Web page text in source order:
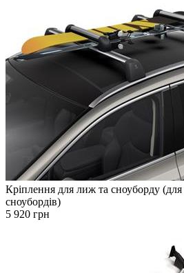
Кріплення для лиж та сноуборду
сноубордів)
5 920 грн